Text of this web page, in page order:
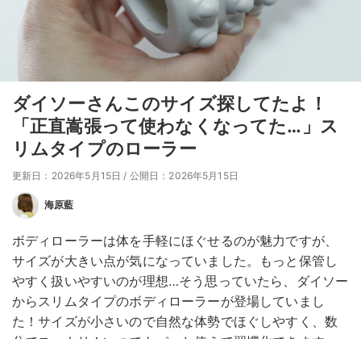
ダイソーさんこのサイズ探してたよ！
「正直嵩張って使わなくなってた…」ス
リムタイプのローラー
更新日：2026年5月15日 / 公開日：2026年5月15日
海原藍
ボディローラーは体を手軽にほぐせるのが魅力ですが、
サイズが大きい点が気になっていました。もっと保管し
やすく扱いやすいのが理想…そう思っていたら、ダイソー
からスリムタイプのボディローラーが登場していまし
た！サイズが小さいので自然な体勢でほぐしやすく、数